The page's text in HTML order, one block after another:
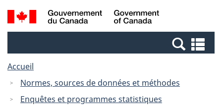
Passer
au
Passer
à
Canada
Recherche
et
et
Accueil
Normes, sources de données et méthodes
Enquêtes et programmes statistiques